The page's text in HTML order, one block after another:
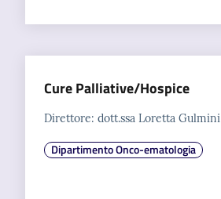
Cure Palliative/Hospice
Direttore: dott.ssa Loretta Gulmini
Dipartimento Onco-ematologia